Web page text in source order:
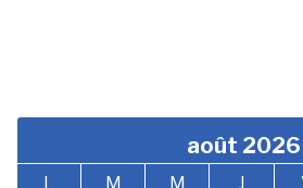
août 2026
L M M J